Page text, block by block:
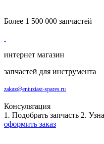
Более 1 500 000 запчастей
интернет магазин
запчастей для инструмента
zakaz@entuziast-spares.ru
Консультация
1. Подобрать запчасть 2.
оформить заказ